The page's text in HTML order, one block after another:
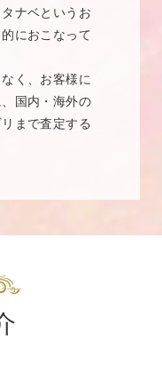
ナベというお
におこなって
く、お客様に
国内・海外の
まで査定する